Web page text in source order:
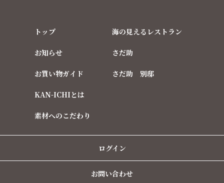
トップ
お知らせ
お買い物ガイド
KAN-ICHIとは
素材へのこだわり
海の見えるレストラン
さだ助
さだ助 別邸
ログイン
お問い合わせ